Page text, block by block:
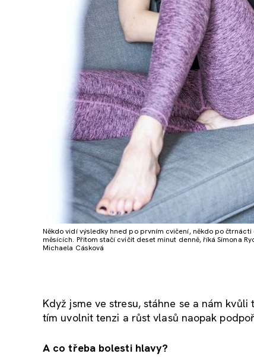
Někdo vidí výsledky hned po prvním cvičení, někdo po
měsících. Přitom stačí cvičit deset minut denně, říká Simona
Michaela Cásková
Když jsme ve stresu, stáhne se a nám
tím uvolnit tenzi a růst vlasů naopak
A co třeba bolesti hlavy?